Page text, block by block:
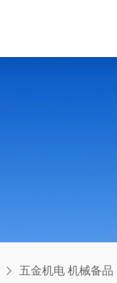
五金机电 机械备品